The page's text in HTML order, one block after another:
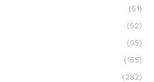
(51)
(52)
(95)
(155)
(282)